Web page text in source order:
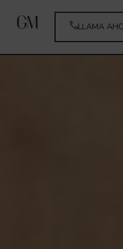
LLAMA